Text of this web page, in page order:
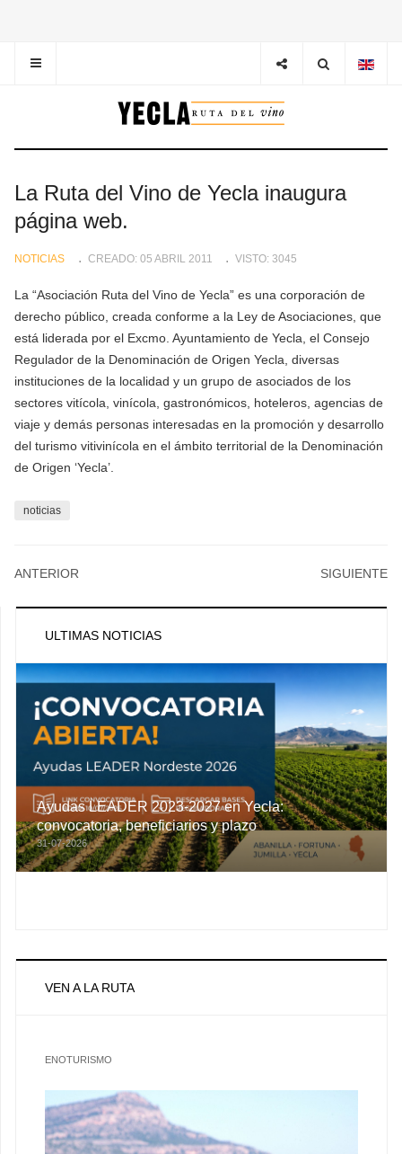
La Ruta del Vino de Yecla inaugura
página web.
NOTICIAS CREADO: 05 ABRIL 2011 VISTO: 3045
La “Asociación Ruta del Vino de Yecla” es una corporación de
derecho público, creada conforme a la Ley de Asociaciones, que
está liderada por el Excmo. Ayuntamiento de Yecla, el Consejo
Regulador de la Denominación de Origen Yecla, diversas
instituciones de la localidad y un grupo de asociados de los
sectores vitícola, vinícola, gastronómicos, hoteleros, agencias de
viaje y demás personas interesadas en la promoción y desarrollo
del turismo vitivinícola en el ámbito territorial de la Denominación
de Origen ‘Yecla’.
noticias
ANTERIOR SIGUIENTE
ULTIMAS NOTICIAS
Ayudas LEADER 2023-2027 en Yecla:
convocatoria, beneficiarios y plazo
31-07-2026
VEN A LA RUTA
ENOTURISMO